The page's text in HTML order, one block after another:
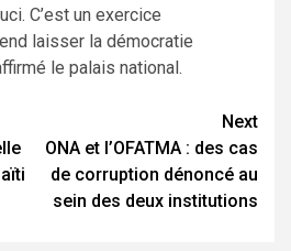
C’est un exercice
laisser la démocratie
le palais national.
Next
ONA et l’OFATMA : des cas
de corruption dénoncé au
sein des deux institutions